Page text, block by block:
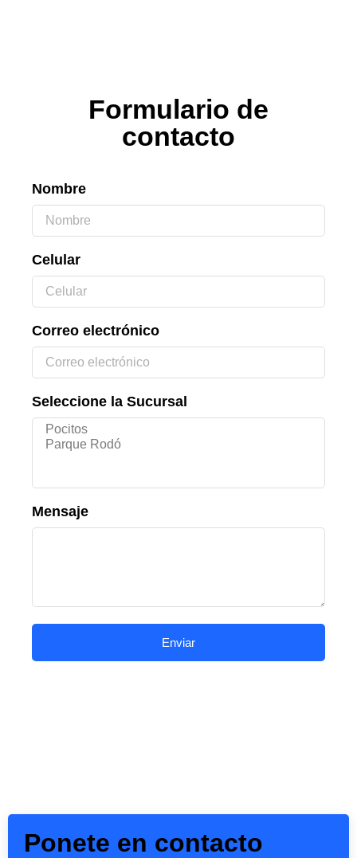
Formulario de
contacto
Nombre
Celular
Correo electrónico
Seleccione la Sucursal
Mensaje
Enviar
Ponete en contacto